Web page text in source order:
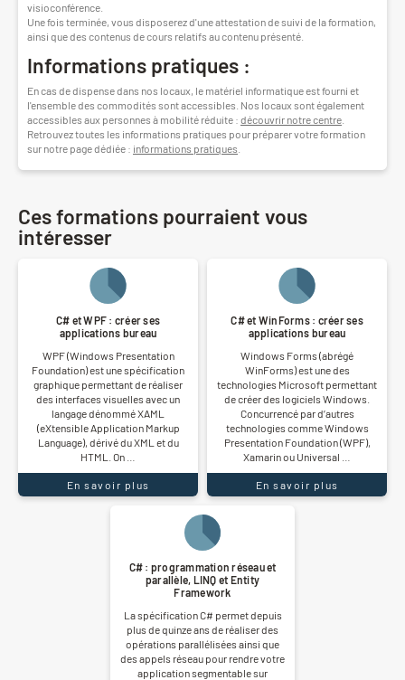
visioconférence.
Une fois terminée, vous disposerez d'une attestation de suivi de la formation,
ainsi que des contenus de cours relatifs au contenu présenté.
Informations pratiques :
En cas de dispense dans nos locaux, le matériel informatique est fourni et
l'ensemble des commodités sont accessibles. Nos locaux sont également
accessibles aux personnes à mobilité réduite : découvrir notre centre
Retrouvez toutes les informations pratiques pour préparer votre formation
sur notre page dédiée : informations pratiques
Ces formations pourraient vous
intéresser
C# et WPF : créer ses
applications bureau
WPF (Windows Presentation
Foundation) est une spécification
graphique permettant de réaliser
des interfaces visuelles avec un
langage dénommé XAML
(eXtensible Application Markup
Language), dérivé du XML et du
HTML. On …
En savoir plus
C# et WinForms : créer ses
applications bureau
Windows Forms (abrégé
WinForms) est une des
technologies Microsoft permettant
de créer des logiciels Windows.
Concurrencé par d’autres
technologies comme Windows
Presentation Foundation (WPF),
Xamarin ou Universal …
En savoir plus
C# : programmation réseau et
parallèle, LINQ et Entity
Framework
La spécification C# permet depuis
plus de quinze ans de réaliser des
opérations parallélisées ainsi que
des appels réseau pour rendre votre
application segmentable sur